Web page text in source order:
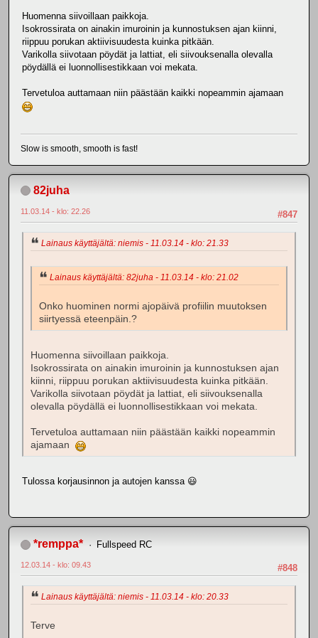
Huomenna siivoillaan paikkoja.
Isokrossirata on ainakin imuroinin ja kunnostuksen ajan kiinni,
riippuu porukan aktiivisuudesta kuinka pitkään.
Varikolla siivotaan pöydät ja lattiat, eli siivouksenalla olevalla
pöydällä ei luonnollisestikkaan voi mekata.
Tervetuloa auttamaan niin päästään kaikki nopeammin ajamaan
Slow is smooth, smooth is fast!
82juha
#847
11.03.14 - klo: 22.26
Lainaus käyttäjältä: niemis - 11.03.14 - klo: 21.33
Lainaus käyttäjältä: 82juha - 11.03.14 - klo: 21.02
Onko huominen normi ajopäivä profiilin muutoksen
siirtyessä eteenpäin.?
Huomenna siivoillaan paikkoja.
Isokrossirata on ainakin imuroinin ja kunnostuksen ajan
kiinni, riippuu porukan aktiivisuudesta kuinka pitkään.
Varikolla siivotaan pöydät ja lattiat, eli siivouksenalla
olevalla pöydällä ei luonnollisestikkaan voi mekata.
Tervetuloa auttamaan niin päästään kaikki nopeammin
ajamaan
Tulossa korjausinnon ja autojen kanssa 😃
*remppa* Fullspeed RC
#848
12.03.14 - klo: 09.43
Lainaus käyttäjältä: niemis - 11.03.14 - klo: 20.33
Terve